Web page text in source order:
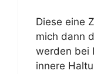
Diese eine
mich dann
werden bei
innere